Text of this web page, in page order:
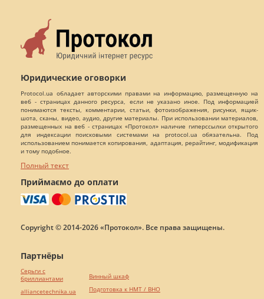
Юридические оговорки
Protocol.ua обладает авторскими правами на информацию, размещенную на
веб - страницах данного ресурса, если не указано иное. Под информацией
понимаются тексты, комментарии, статьи, фотоизображения, рисунки, ящик-
шота, сканы, видео, аудио, другие материалы. При использовании материалов,
размещенных на веб - страницах «Протокол» наличие гиперссылки открытого
для индексации поисковыми системами на protocol.ua обязательна. Под
использованием понимается копирования, адаптация, рерайтинг, модификация
и тому подобное.
Полный текст
Приймаємо до оплати
Copyright © 2014-2026 «Протокол». Все права защищены.
Партнёры
Серьги с
бриллиантами
alliancetechnika.ua
Винный шкаф
Подготовка к НМТ / ВНО